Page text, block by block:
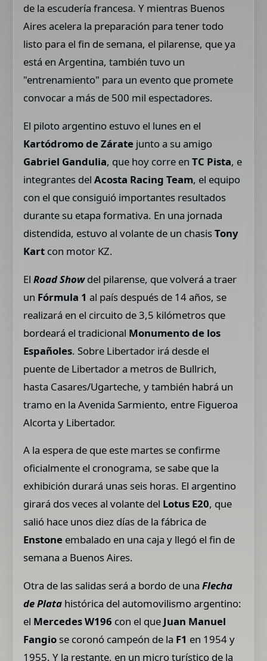
de la escudería francesa. Y mientras Buenos
Aires acelera la preparación para tener todo
listo para el fin de semana, el pilarense, que ya
está en Argentina, también tuvo un
"entrenamiento" para un evento que promete
convocar a más de 500 mil espectadores.
El piloto argentino estuvo el lunes en el
Kartódromo de Zárate junto a su amigo
Gabriel Gandulia, que hoy corre enTC Pista, e
integrantes delAcosta Racing Team, el equipo
con el que consiguió importantes resultados
durante su etapa formativa. En una jornada
distendida, estuvo al volante de un chasisTony
Kart con motor KZ.
ElRoad Showdel pilarense, que volverá a traer
un Fórmula 1 al país después de 14 años, se
realizará en el circuito de 3,5 kilómetros que
bordeará el tradicional Monumento de los
Españoles. Sobre Libertador irá desde el
puente de Libertador a metros de Bullrich,
hasta Casares/Ugarteche, y también habrá un
tramo en la Avenida Sarmiento, entre Figueroa
Alcorta y Libertador.
A la espera de que este martes se confirme
oficialmente el cronograma, se sabe que la
exhibición durará unas seis horas. El argentino
girará dos veces al volante del Lotus E20, que
salió hace unos diez días de la fábrica de
Enstone embalado en una caja y llegó el fin de
semana a Buenos Aires.
Otra de las salidas será a bordo de unaFlecha
de Plata histórica del automovilismo argentino:
el Mercedes W196 con el que Juan Manuel
Fangio se coronó campeón de la F1 en 1954 y
1955. Y la restante, en un micro turístico de la